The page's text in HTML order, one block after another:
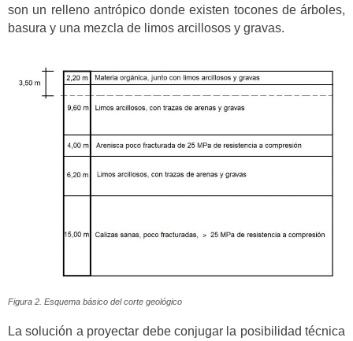
son un relleno antrópico donde existen tocones de árboles,
basura y una mezcla de limos arcillosos y gravas.
Figura 2. Esquema básico del corte geológico
La solución a proyectar debe conjugar la posibilidad técnica